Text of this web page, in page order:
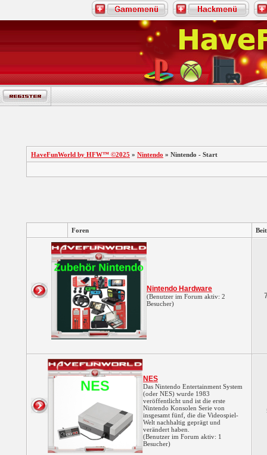
HaveFunWorld by HFW™ ©2025 » Nintendo » Nintendo - Start
Foren
Nintendo Hardware
(Benutzer im Forum aktiv: 2
Besucher)
NES
Das Nintendo Entertainment System
(oder NES) wurde 1983
veröffentlicht und ist die erste
Nintendo Konsolen Serie von
insgesamt fünf, die die Videospiel-
Welt nachhaltig geprägt und
verändert haben.
(Benutzer im Forum aktiv: 1
Besucher)